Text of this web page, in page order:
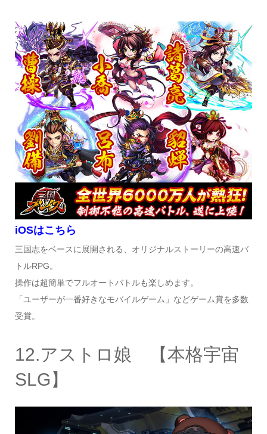
iOSはこちら
三国志をベースに展開される、オリジナルストーリーの高速バ
トルRPG。
操作は超簡単でフルオートバトルも楽しめます。
「ユーザーが一番好きなモバイルゲーム」などゲーム賞を多数
受賞。
12.アストロ娘 【本格宇宙
SLG】